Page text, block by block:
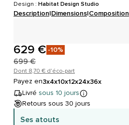
Design : Habitat Design Studio
Description|Dimensions|Composition
629 € -10%
699 €
Dont 8,70 € d'éco-part
Payez en3x4x10x12x24x36x
Livré sous 10 jours
Retours sous 30 jours
Ses atouts